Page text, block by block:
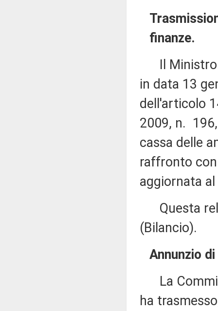
finanze.
Il Ministro
in data 13
dell'articolo
2009, n.
cassa delle
raffronto
aggiornata
Questa
(Bilancio).
Annunzio
La
ha